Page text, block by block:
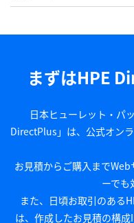
まずはHPE
日本ヒューレット・パ
DirectPlus」は、公式オン
お見積からご購入まで
ーでも
また、日頃お取引のある
は、作成したお見積の構成